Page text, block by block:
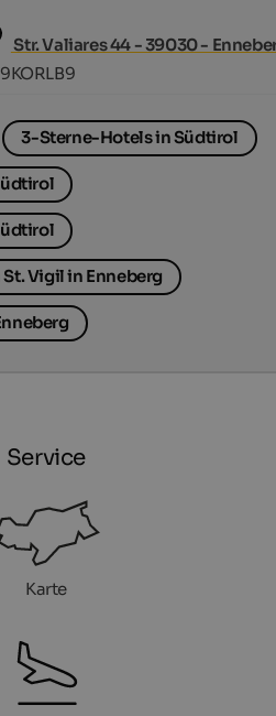
Str. Valiares 44 - 39030 -
3-Sterne-Hotels in Südtirol
Vigil in Enneberg
Service
Karte